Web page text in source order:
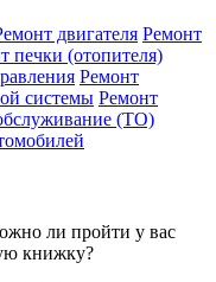
двигателя Ремонт
печки (отопителя)
Ремонт
системы Ремонт
(ТО)
ли пройти у вас
книжку?